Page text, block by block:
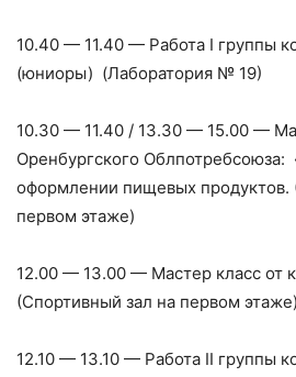
10.40 — 11.40 — Работа I группы
(юниоры) (Лаборатория № 19)
10.30 — 11.40 / 13.30 — 15.00 —
Оренбургского Облпотребсоюза:
оформлении пищевых продуктов.
первом этаже)
12.00 — 13.00 — Мастер класс от
(Спортивный зал на первом этаже)
12.10 — 13.10 — Работа II группы